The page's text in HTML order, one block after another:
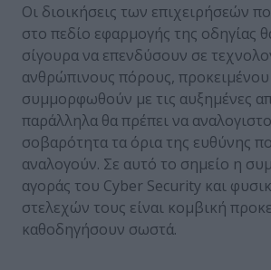
Οι διοικήσεις των επιχειρήσεών
στο πεδίο εφαρμογής της οδηγίας
σίγουρα να επενδύσουν σε
ανθρώπινους πόρους,
συμμορφωθούν με τις αυξημένες
παράλληλα θα πρέπει να
σοβαρότητα τα όρια της ευθύνης
αναλογούν. Σε αυτό το σημείο η
αγοράς του Cyber Security και
στελεχών τους είναι κομβική
καθοδηγήσουν σωστά.